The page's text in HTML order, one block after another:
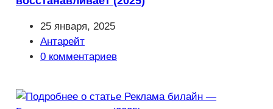
Запись
опубликована:
25 января, 2025
Рубрика
записи:
Антарейт
Комментарии
0 комментариев